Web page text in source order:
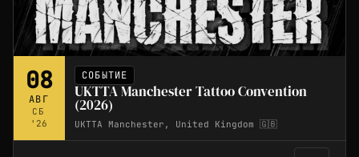
08
АВГ
СБ
'26
СОБЫТИЕ
UKTTA Manchester Tattoo Convention
(2026)
UKTTA Manchester, United Kingdom 🇬🇧